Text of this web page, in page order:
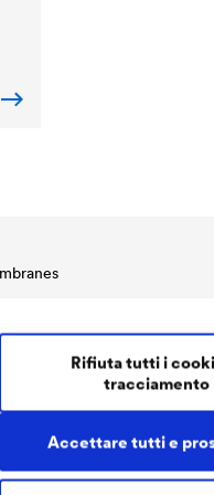
Accettare tutti e
Rifiuta tutti i
tracciamento